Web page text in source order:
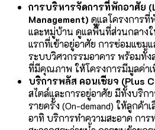
การบริหารจัดการที่พักอาศัย (
Management) ดูแลโครงการ
และหมู่บ้าน ดูแลพื้นที่ส่วนกลาง
แรกที่เข้าอยู่อาศัย การซ่อมแซม
ระบบวิศวกรรมอาคาร พร้อมทั้
ที่มีคุณภาพ ให้โครงการมีมูลค่าเ
บริการพลัส คอนเซียจ (Plus
สไตล์และการอยู่อาศัย มีทั้งบริก
รายครั้ง (On-demand) ให้ลูกค้า
อาทิ บริการทำความสะอาด การ